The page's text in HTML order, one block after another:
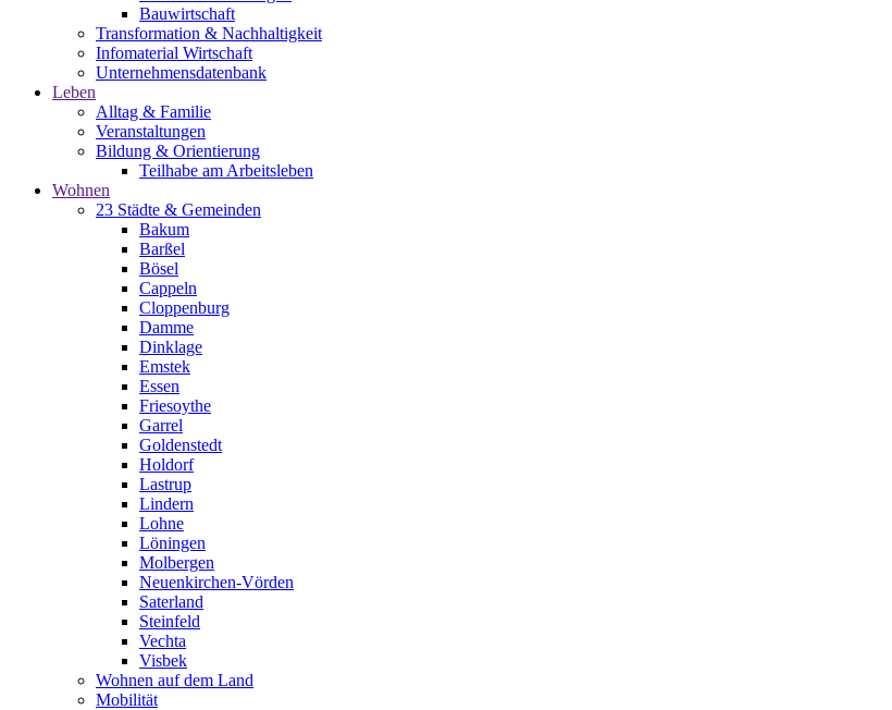
Bauwirtschaft
Transformation & Nachhaltigkeit
Infomaterial Wirtschaft
Unternehmensdatenbank
Leben
Alltag & Familie
Veranstaltungen
Bildung & Orientierung
Teilhabe am Arbeitsleben
Wohnen
23 Städte & Gemeinden
Bakum
Barßel
Bösel
Cappeln
Cloppenburg
Damme
Dinklage
Emstek
Essen
Friesoythe
Garrel
Goldenstedt
Holdorf
Lastrup
Lindern
Lohne
Löningen
Molbergen
Neuenkirchen-Vörden
Saterland
Steinfeld
Vechta
Visbek
Wohnen auf dem Land
Mobilität